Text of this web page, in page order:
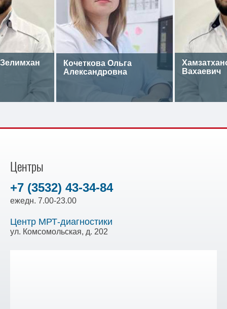
Кочеткова Ольга
Александровна
Вахаевич
Центры
+7 (3532) 43-34-84
ежедн. 7.00-23.00
Центр МРТ-диагностики
ул. Комсомольская, д. 202